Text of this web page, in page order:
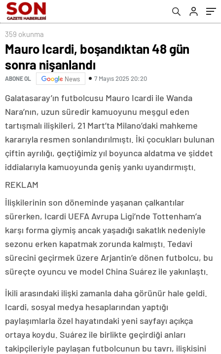
359 okunma
Mauro Icardi, boşandıktan 48 gün
sonra nişanlandı
ABONE OL News 7 Mayıs 2025 20:20
Galatasaray’ın futbolcusu Mauro Icardi ile Wanda
Nara’nın, uzun süredir kamuoyunu meşgul eden
tartışmalı ilişkileri, 21 Mart’ta Milano’daki mahkeme
kararıyla resmen sonlandırılmıştı. İki çocukları bulunan
çiftin ayrılığı, geçtiğimiz yıl boyunca aldatma ve şiddet
iddialarıyla kamuoyunda geniş yankı uyandırmıştı.
REKLAM
İlişkilerinin son döneminde yaşanan çalkantılar
sürerken, Icardi UEFA Avrupa Ligi’nde Tottenham’a
karşı forma giymiş ancak yaşadığı sakatlık nedeniyle
sezonu erken kapatmak zorunda kalmıştı. Tedavi
sürecini geçirmek üzere Arjantin’e dönen futbolcu, bu
süreçte oyuncu ve model China Suárez ile yakınlaştı.
İkili arasındaki ilişki zamanla daha görünür hale geldi.
Icardi, sosyal medya hesaplarından yaptığı
paylaşımlarla özel hayatındaki yeni sayfayı açıkça
ortaya koydu. Suárez ile birlikte geçirdiği anları
takipçileriyle paylaşan futbolcunun bu tavrı, ilişkisini